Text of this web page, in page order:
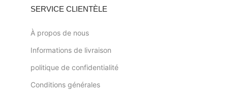
SERVICE CLIENTÈLE
À propos de nous
Informations de livraison
politique de confidentialité
Conditions générales